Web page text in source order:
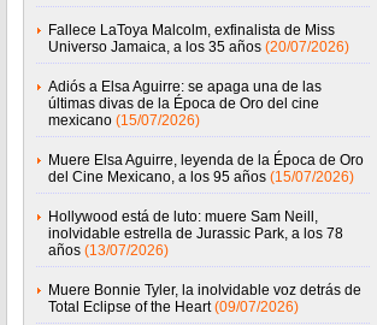
Fallece LaToya Malcolm, exfinalista de Miss
Universo Jamaica, a los 35 años (20/07/2026)
Adiós a Elsa Aguirre: se apaga una de las
últimas divas de la Época de Oro del cine
mexicano (15/07/2026)
Muere Elsa Aguirre, leyenda de la Época de Oro
del Cine Mexicano, a los 95 años (15/07/2026)
Hollywood está de luto: muere Sam Neill,
inolvidable estrella de Jurassic Park, a los 78
años (13/07/2026)
Muere Bonnie Tyler, la inolvidable voz detrás de
Total Eclipse of the Heart (09/07/2026)